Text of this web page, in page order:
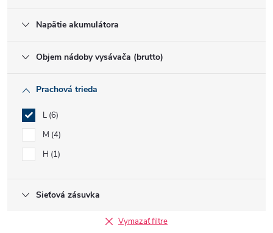
Napätie akumulátora
Objem nádoby vysávača (brutto)
Prachová trieda
L 6
M 4
H 1
Sieťová zásuvka
Vymazať filtre